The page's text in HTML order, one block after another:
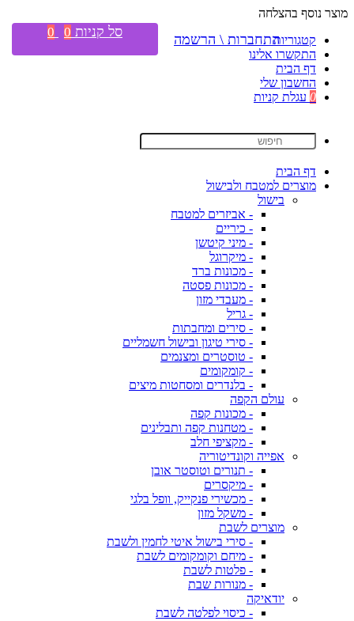
מוצר נוסף בהצלחה
קטגוריות
התקשרו אלינו
דף הבית
החשבון שלי
0 עגלת קניות
דף הבית
מוצרים למטבח ולבישול
בישול
- אביזרים למטבח
- כיריים
- מיני קיטשן
- מיקרוגל
- מכונות ברד
- מכונות פסטה
- מעבדי מזון
- גריל
- סירים ומחבתות
- סירי טיגון ובישול חשמליים
- טוסטרים ומצנמים
- קומקומים
- בלנדרים ומסחטות מיצים
עולם הקפה
- מכונות קפה
- מטחנות קפה ותבלינים
- מקציפי חלב
אפייה וקונדיטוריה
- תנורים וטוסטר אובן
- מיקסרים
- מכשירי פנקייק, וופל בלגי
- משקל מזון
מוצרים לשבת
- סירי בישול איטי לחמין ולשבת
- מיחם וקומקומים לשבת
- פלטות לשבת
- מנורות שבת
יודאיקה
- כיסוי לפלטה לשבת
התחברות \ הרשמה סל קניות 0
0